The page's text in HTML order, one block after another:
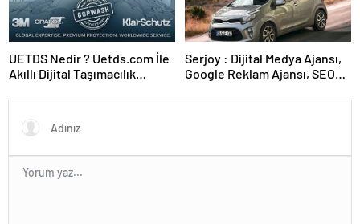
UETDS Nedir ? Uetds.com İle
Akıllı Dijital Taşımacılık
Serjoy : Dijital Medya Ajansı,
Google Reklam Ajansı, SEO